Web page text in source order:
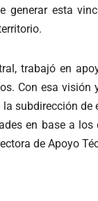
generar esta
territorio.
trabajó en
Con esa
subdirección
en base a
de Apoyo